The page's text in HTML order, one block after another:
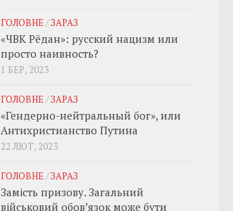
ГОЛОВНЕ/ЗАРАЗ
«ЧВК Рёдан»: русский нацизм или
просто наивность?
1 БЕР, 2023
ГОЛОВНЕ/ЗАРАЗ
«Гендерно-нейтральный бог», или
Антихристианство Путина
22 ЛЮТ, 2023
ГОЛОВНЕ/ЗАРАЗ
Замість призову. Загальний
військовий обовʼязок може бути